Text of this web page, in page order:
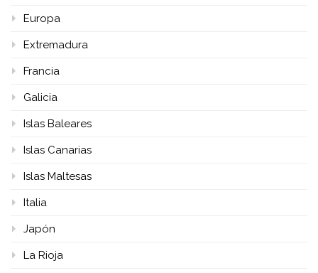
Europa
Extremadura
Francia
Galicia
Islas Baleares
Islas Canarias
Islas Maltesas
Italia
Japón
La Rioja